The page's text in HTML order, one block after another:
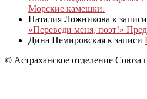
Морские камешки.
Наталия Ложникова к записи
«Переведи меня, поэт!»
Дина Немировская к записи
© Астраханское отделение Союза